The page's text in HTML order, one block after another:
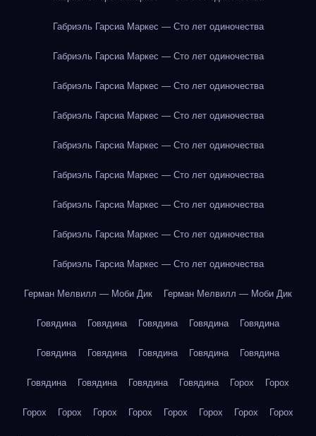
Габриэль Гарсиа Маркес — Сто лет одиночества
Габриэль Гарсиа Маркес — Сто лет одиночества
Габриэль Гарсиа Маркес — Сто лет одиночества
Габриэль Гарсиа Маркес — Сто лет одиночества
Габриэль Гарсиа Маркес — Сто лет одиночества
Габриэль Гарсиа Маркес — Сто лет одиночества
Габриэль Гарсиа Маркес — Сто лет одиночества
Габриэль Гарсиа Маркес — Сто лет одиночества
Габриэль Гарсиа Маркес — Сто лет одиночества
Герман Мелвилл — Моби Дик Герман Мелвилл — Моби Дик
Говядина Говядина Говядина Говядина Говядина
Говядина Говядина Говядина Говядина Говядина
Говядина Говядина Говядина Говядина Горох Горох
Горох Горох Горох Горох Горох Горох Горох Горох